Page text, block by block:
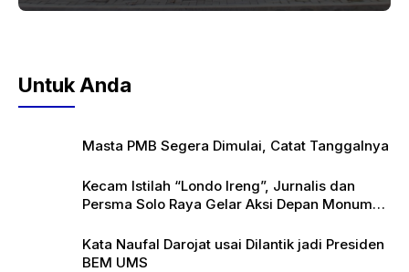
Untuk Anda
Masta PMB Segera Dimulai, Catat Tanggalnya
Kecam Istilah “Londo Ireng”, Jurnalis dan
Persma Solo Raya Gelar Aksi Depan Monumen
Kata Naufal Darojat usai Dilantik jadi Presiden
BEM UMS